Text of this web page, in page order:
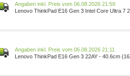
Preis vom 06.08.2026 21:59
Lenovo ThinkPad E16 Gen 3 Intel Core Ultra 7
Preis vom 06.08.2026 21:11
Lenovo ThinkPad E16 Gen 3 22AY - 40.6cm